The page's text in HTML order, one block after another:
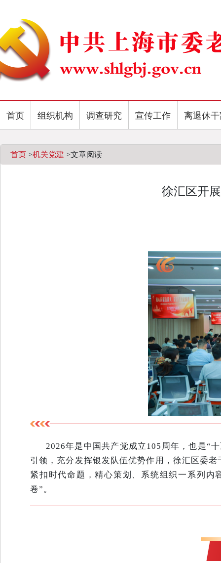
首页 组织机构 调查研究 宣传工作 离退休
首页 >机关党建 >文章阅读
徐汇区开
2026年是中国共产党成立105周年，也是“
引领，充分发挥银发队伍优势作用，徐汇区委
紧扣时代命题，精心策划、系统组织一系列
卷”。